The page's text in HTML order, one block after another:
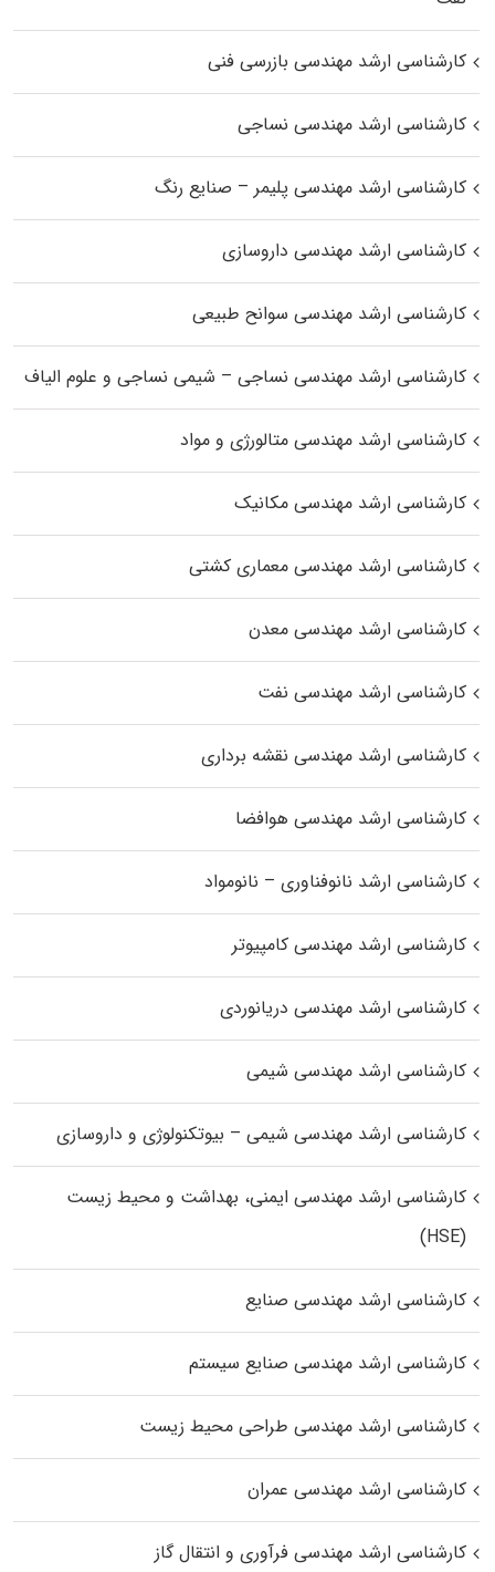
کارشناسی ارشد مهندسی بازرسی فنی
کارشناسی ارشد مهندسی نساجی
کارشناسی ارشد مهندسی پلیمر – صنایع رنگ
کارشناسی ارشد مهندسی داروسازی
کارشناسی ارشد مهندسی سوانح طبیعی
کارشناسی ارشد مهندسی نساجی – شیمی نساجی و علوم الیاف
کارشناسی ارشد مهندسی متالورژی و مواد
کارشناسی ارشد مهندسی مکانیک
کارشناسی ارشد مهندسی معماری کشتی
کارشناسی ارشد مهندسی معدن
کارشناسی ارشد مهندسی نفت
کارشناسی ارشد مهندسی نقشه برداری
کارشناسی ارشد مهندسی هوافضا
کارشناسی ارشد نانوفناوری – نانومواد
کارشناسی ارشد مهندسی کامپیوتر
کارشناسی ارشد مهندسی دریانوردی
کارشناسی ارشد مهندسی شیمی
کارشناسی ارشد مهندسی شیمی – بیوتکنولوژی و داروسازی
کارشناسی ارشد مهندسی ایمنی، بهداشت و محیط زیست
(HSE)
کارشناسی ارشد مهندسی صنایع
کارشناسی ارشد مهندسی صنایع سیستم
کارشناسی ارشد مهندسی طراحی محیط زیست
کارشناسی ارشد مهندسی عمران
کارشناسی ارشد مهندسی فرآوری و انتقال گاز